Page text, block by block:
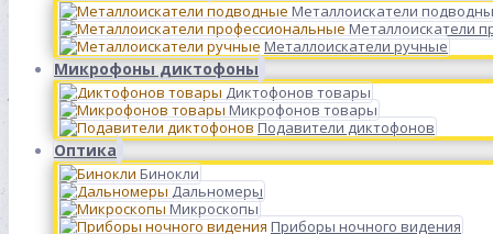
Металлоискатели
Металлоискатели
Металлоискатели ручные
Микрофоны диктофоны
Диктофонов товары
Микрофонов товары
Подавители диктофонов
Оптика
Бинокли
Дальномеры
Микроскопы
Приборы ночного видения